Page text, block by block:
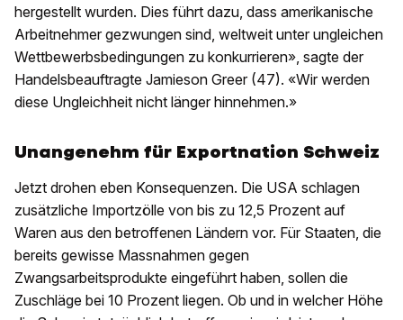
hergestellt wurden. Dies führt dazu, dass amerikanische
Arbeitnehmer gezwungen sind, weltweit unter ungleichen
Wettbewerbsbedingungen zu konkurrieren», sagte der
Handelsbeauftragte Jamieson Greer (47). «Wir werden
diese Ungleichheit nicht länger hinnehmen.»
Unangenehm für Exportnation Schweiz
Jetzt drohen eben Konsequenzen. Die USA schlagen
zusätzliche Importzölle von bis zu 12,5 Prozent auf
Waren aus den betroffenen Ländern vor. Für Staaten, die
bereits gewisse Massnahmen gegen
Zwangsarbeitsprodukte eingeführt haben, sollen die
Zuschläge bei 10 Prozent liegen. Ob und in welcher Höhe